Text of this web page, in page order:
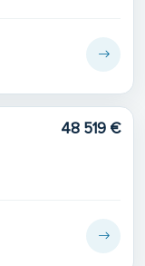
48 519 €